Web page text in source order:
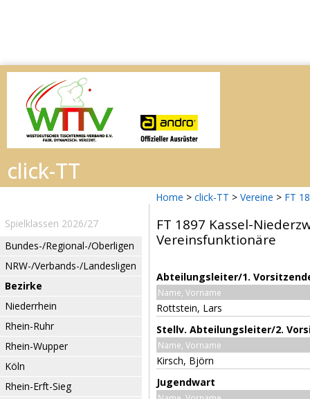
Home > click-TT > Vereine > FT
Spielklassen 2026/27
Bundes-/Regional-/Oberligen
NRW-/Verbands-/Landesligen
Bezirke
Niederrhein
Rhein-Ruhr
Rhein-Wupper
Köln
Rhein-Erft-Sieg
FT 1897 Kassel-
Vereinsfunktionäre
Abteilungsleiter/1.
Name, Vorname
Rottstein, Lars
Stellv. Abteilungsleiter/2.
Name, Vorname
Kirsch, Björn
Jugendwart